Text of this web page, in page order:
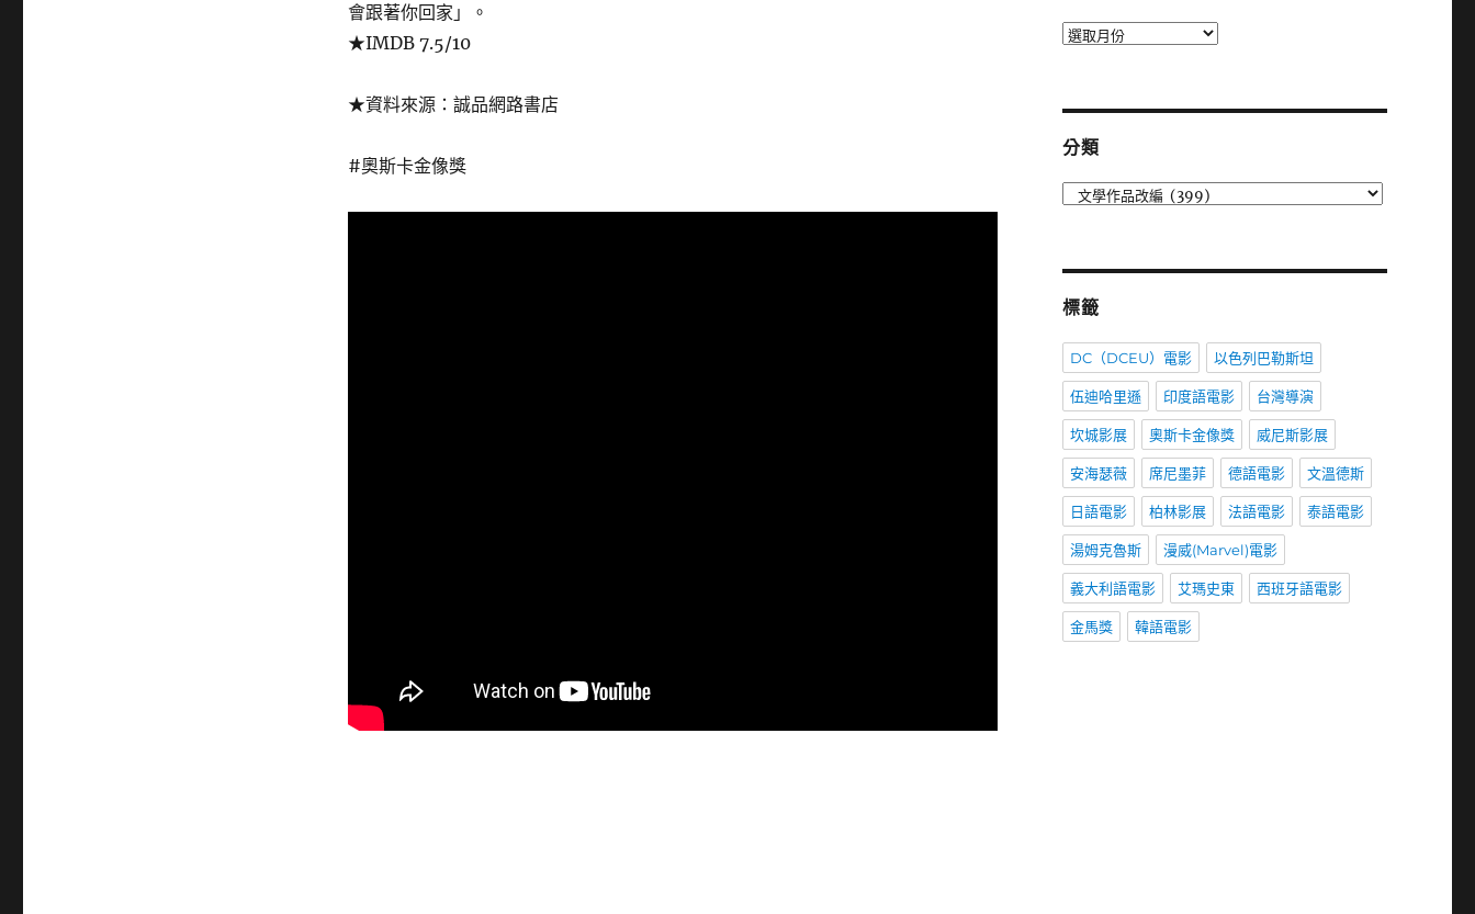
會跟著你回家」。
★IMDB 7.5/10
★資料來源：誠品網路書店
#奧斯卡金像獎
發
分類
標籤
DC（DCEU）電影 以色列巴勒斯坦
伍迪哈里遜 印度語電影 台灣導演
坎城影展 奧斯卡金像獎 威尼斯影展
安海瑟薇 席尼墨菲 德語電影 文溫德斯
日語電影 柏林影展 法語電影 泰語電影
湯姆克魯斯 漫威(Marvel)電影
義大利語電影 艾瑪史東 西班牙語電影
金馬獎 韓語電影